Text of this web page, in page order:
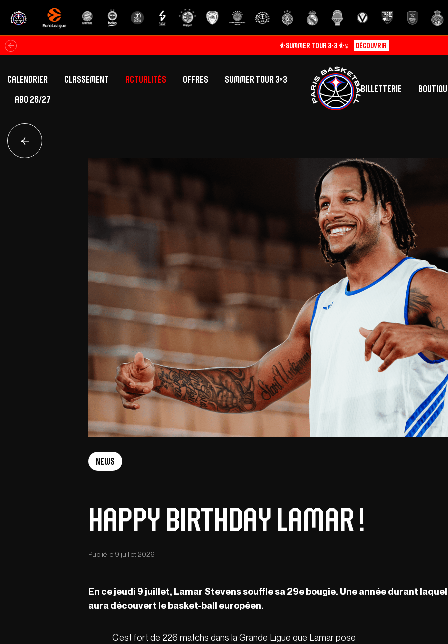
⛹️SUMMER TOUR 3×3 ⛹️‍♀️ Découvrir
Calendrier
Classement
Classement Betclic Elite
Actualités
Offres
SUMMER TOUR 3×3
ABO 26/27
Billetterie
Équipe Première
Présentation
La vie au centre
Effectif
Camps
Offres Hospitalités
Courtside Club
Central House
Suites
FAQ
Adidas Arena
Accès et informations
Arena Tour
Événements et séminaires
Entertainment
FAQ
News
Happy birthday Lamar !
Publié le 9 juillet 2026
En ce jeudi 9 juillet, Lamar Stevens souffle sa 29e bougie. Une année durant
aura découvert le basket-ball européen.
C’est fort de 226 matchs dans la Grande Ligue que Lamar pose